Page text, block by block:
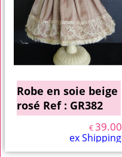
Robe en soie beige
rosé Ref : GR382
€39.00
ex Shipping